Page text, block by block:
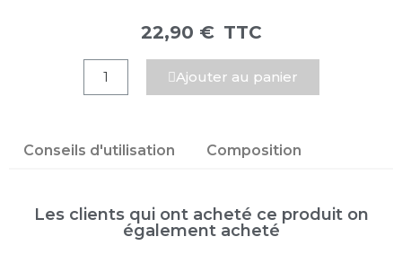
22,90 € TTC
Ajouter au panier
Conseils d'utilisation Composition
Les clients qui ont acheté ce produit on
également acheté